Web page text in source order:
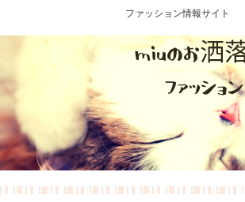
ファッション情報サイト